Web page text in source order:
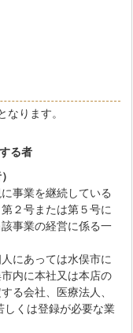
なります。
る者
事業を継続している
２号または第５号に
事業の経営に係る一
にあっては水俣市に
内に本社又は本店の
る会社、医療法人、
しくは登録が必要な業